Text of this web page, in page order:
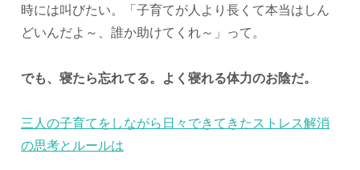
時には叫びたい。「子育てが人より長くて本当はしん
どいんだよ～、誰か助けてくれ～」って。
でも、寝たら忘れてる。よく寝れる体力のお陰だ。
三人の子育てをしながら日々できてきたストレス解消
の思考とルールは